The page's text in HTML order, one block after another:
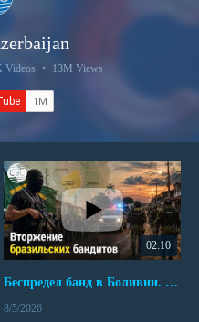
Videos • 13M Views
02:10
Беспредел банд в Боливии. Расправы над наркоторговцами
8/5/2026